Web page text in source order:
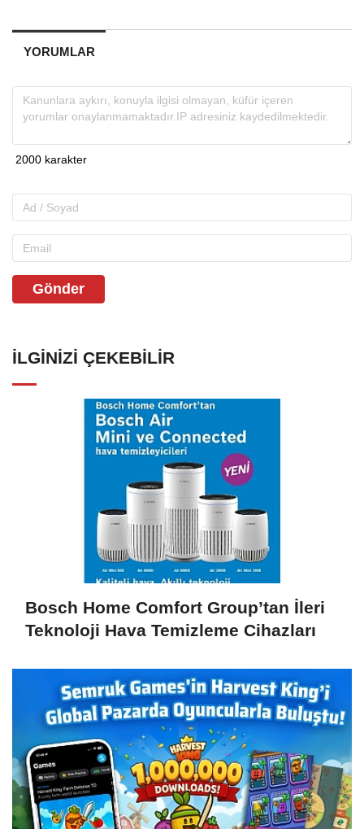
YORUMLAR
Gönder
İLGINIZI ÇEKEBILIR
Bosch Home Comfort Group’tan İleri
Teknoloji Hava Temizleme Cihazları